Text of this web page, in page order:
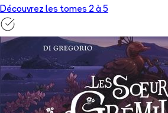
Découvrez les tomes 2 à 5